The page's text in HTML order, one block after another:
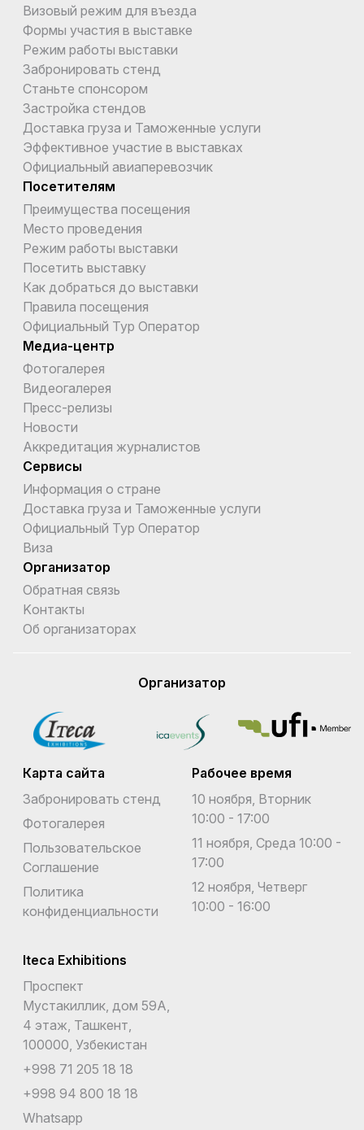
Визовый режим для въезда
Формы участия в выставке
Режим работы выставки
Забронировать стенд
Станьте спонсором
Застройка стендов
Доставка груза и Таможенные услуги
Эффективное участие в выставках
Официальный авиаперевозчик
Посетителям
Преимущества посещения
Место проведения
Режим работы выставки
Посетить выставку
Как добраться до выставки
Правила посещения
Официальный Тур Оператор
Медиа-центр
Фотогалерея
Видеогалерея
Пресс-релизы
Новости
Аккредитация журналистов
Сервисы
Информация о стране
Доставка груза и Таможенные услуги
Официальный Тур Оператор
Виза
Организатор
Обратная связь
Kонтакты
Об организаторах
Организатор
Карта сайта
Забронировать стенд
Фотогалерея
Пользовательское
Соглашение
Политика
конфиденциальности
Рабочее время
10 ноября, Вторник
10:00 - 17:00
11 ноября, Среда 10:00 -
17:00
12 ноября, Четверг
10:00 - 16:00
Iteca Exhibitions
Проспект
Мустакиллик, дом 59А,
4 этаж, Ташкент,
100000, Узбекистан
+998 71 205 18 18
+998 94 800 18 18
Whatsapp